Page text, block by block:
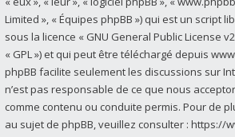
Limited », « Équipes phpBB ») qui est un script
sous la licence « GNU General Public License v2
« GPL ») et qui peut être téléchargé depuis
phpBB facilite seulement les discussions sur
n’est pas responsable de ce que nous
comme contenu ou conduite permis. Pour de
au sujet de phpBB, veuillez consulter : https://